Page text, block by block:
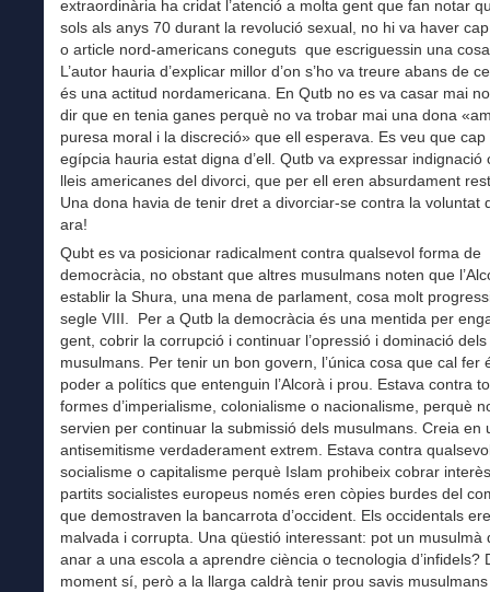
extraordinària ha cridat l’atenció a molta gent que fan notar
sols als anys 70 durant la revolució sexual, no hi va haver
o article nord-americans coneguts que escriguessin una
L’autor hauria d’explicar millor d’on s’ho va treure abans de
és una actitud nordamericana. En Qutb no es va casar mai
dir que en tenia ganes perquè no va trobar mai una dona
puresa moral i la discreció» que ell esperava. Es veu que cap
egípcia hauria estat digna d’ell. Qutb va expressar indignació
lleis americanes del divorci, que per ell eren absurdament
Una dona havia de tenir dret a divorciar-se contra la voluntat
ara!
Qubt es va posicionar radicalment contra qualsevol forma de
democràcia, no obstant que altres musulmans noten que
establir la Shura, una mena de parlament, cosa molt
segle VIII. Per a Qutb la democràcia és una mentida per
gent, cobrir la corrupció i continuar l’opressió i dominació dels
musulmans. Per tenir un bon govern, l’única cosa que cal fer
poder a polítics que entenguin l’Alcorà i prou. Estava contra
formes d’imperialisme, colonialisme o nacionalisme, perquè
servien per continuar la submissió dels musulmans. Creia en
antisemitisme verdaderament extrem. Estava contra
socialisme o capitalisme perquè Islam prohibeix cobrar
partits socialistes europeus només eren còpies burdes del
que demostraven la bancarrota d’occident. Els occidentals
malvada i corrupta. Una qüestió interessant: pot un musulmà
anar a una escola a aprendre ciència o tecnologia d’infidels?
moment sí, però a la llarga caldrà tenir prou savis